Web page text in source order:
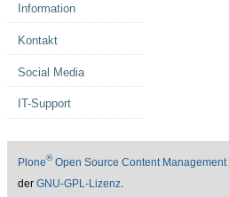
Information
Kontakt
Social Media
IT-Support
Plone®Open Source Content Management
der GNU-GPL-Lizenz.